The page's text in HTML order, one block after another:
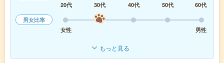
20代
30代 40代 50代
60代
男女比率
女性
男性
もっと見る